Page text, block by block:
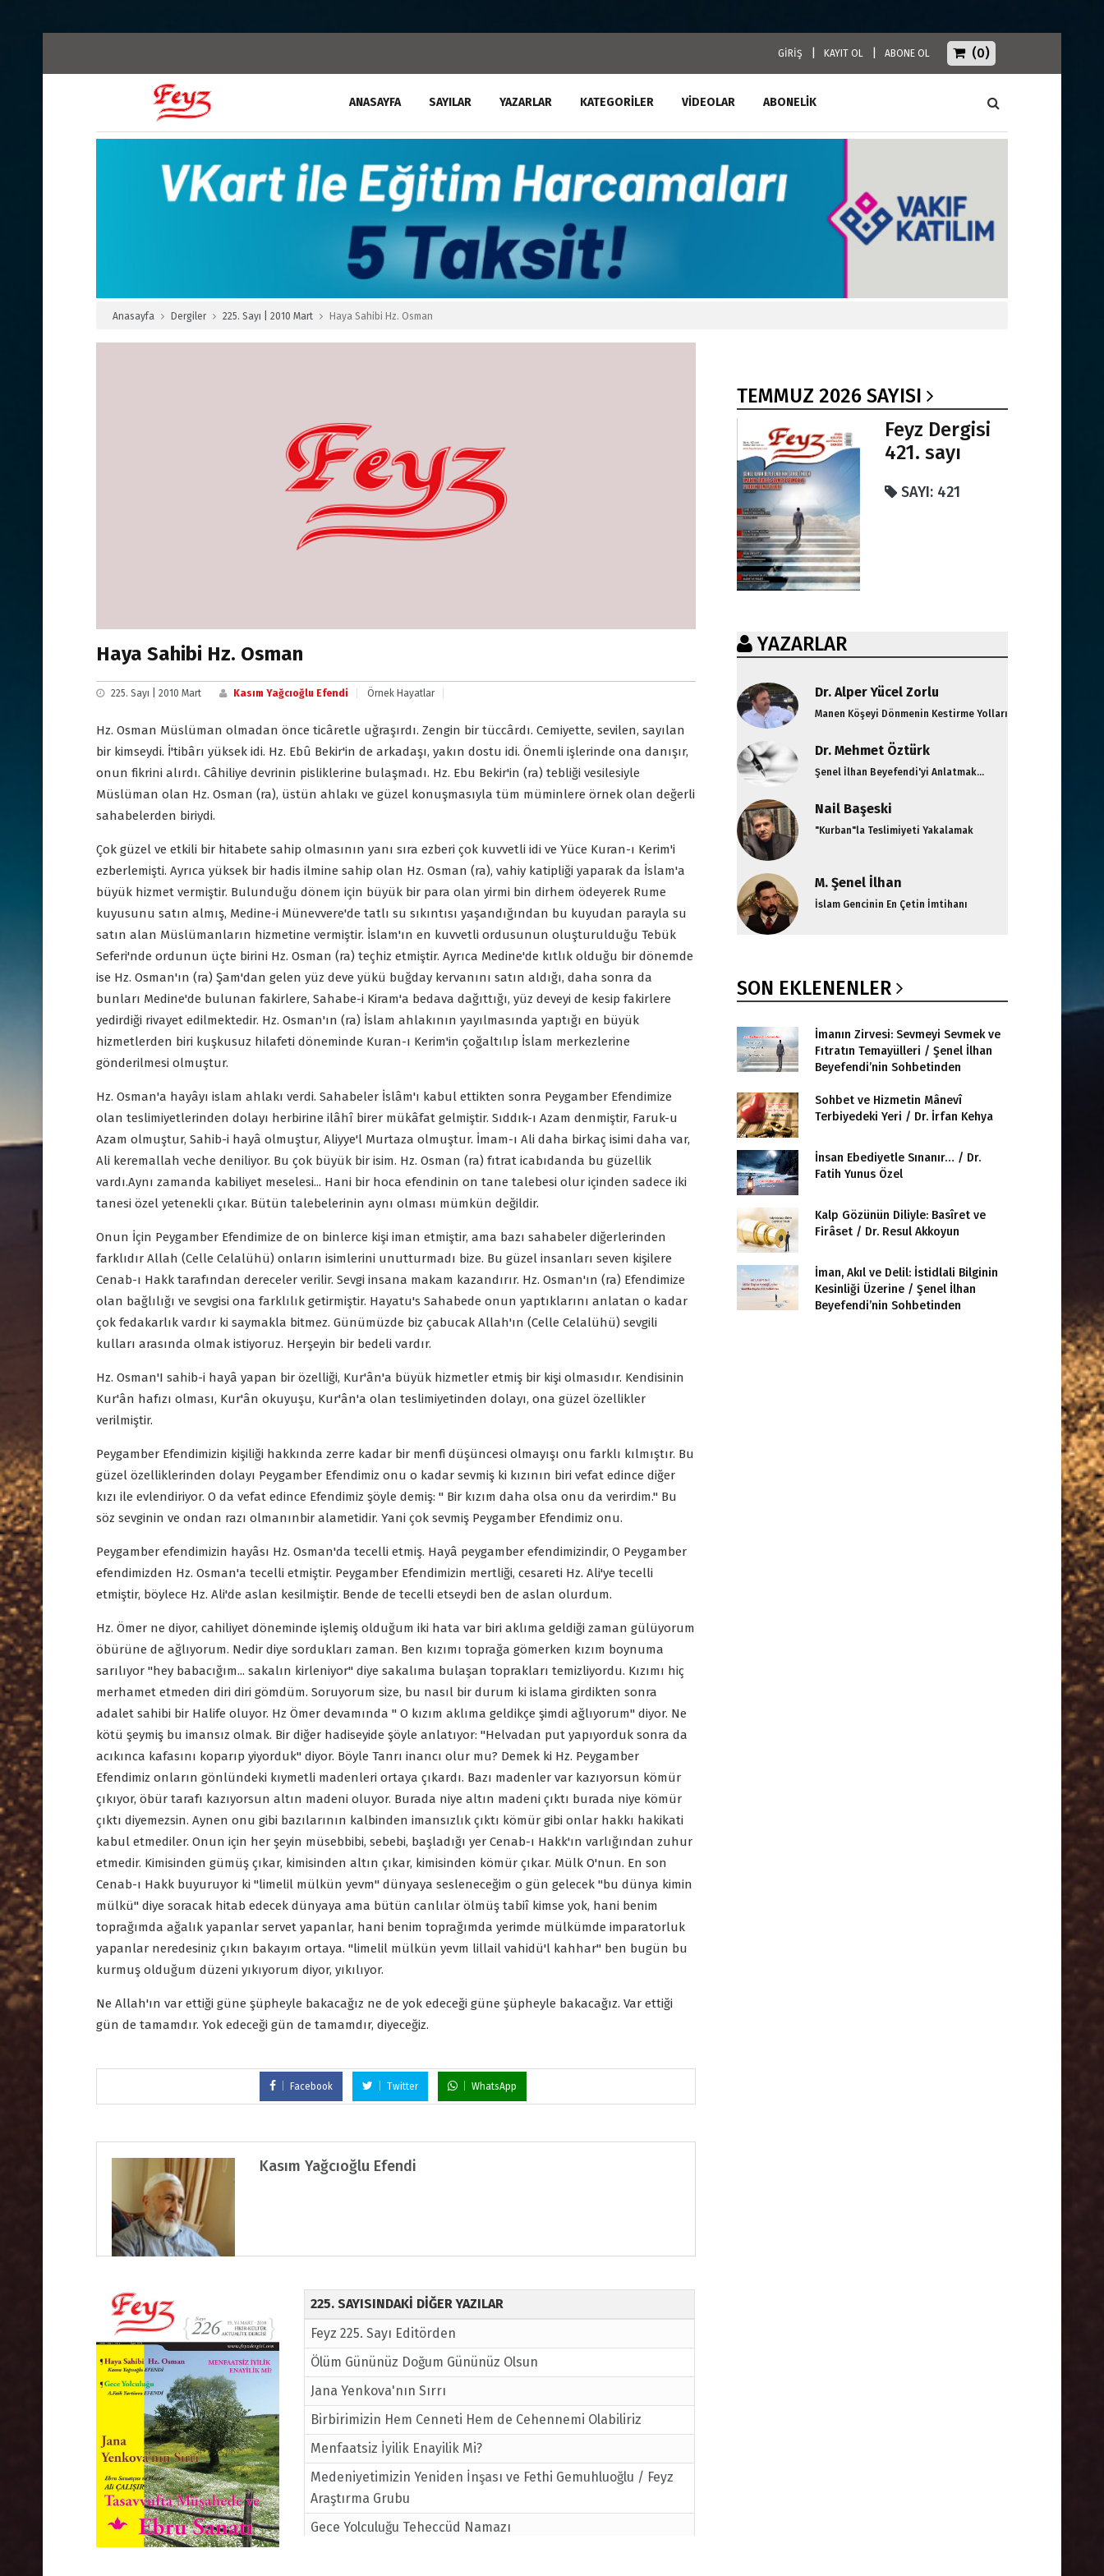
GİRİŞ KAYIT OL ABONE OL (0)
ANASAYFA SAYILAR YAZARLAR KATEGORILER VIDEOLAR ABONELİK
Anasayfa Dergiler 225. Sayı | 2010 Mart Haya Sahibi Hz. Osman
Haya Sahibi Hz. Osman
225. Sayı | 2010 Mart Kasım Yağcıoğlu Efendi Örnek Hayatlar
Hz. Osman Müslüman olmadan önce ticâretle uğraşırdı. Zengin bir tüccârdı. Cemiyette, sevilen, sayılan
bir kimseydi. İ'tibârı yüksek idi. Hz. Ebû Bekir'in de arkadaşı, yakın dostu idi. Önemli işlerinde ona danışır,
onun fikrini alırdı. Câhiliye devrinin pisliklerine bulaşmadı. Hz. Ebu Bekir'in (ra) tebliği vesilesiyle
Müslüman olan Hz. Osman (ra), üstün ahlakı ve güzel konuşmasıyla tüm müminlere örnek olan değerli
sahabelerden biriydi.
Çok güzel ve etkili bir hitabete sahip olmasının yanı sıra ezberi çok kuvvetli idi ve Yüce Kuran-ı Kerim'i
ezberlemişti. Ayrıca yüksek bir hadis ilmine sahip olan Hz. Osman (ra), vahiy katipliği yaparak da İslam'a
büyük hizmet vermiştir. Bulunduğu dönem için büyük bir para olan yirmi bin dirhem ödeyerek Rume
kuyusunu satın almış, Medine-i Münevvere'de tatlı su sıkıntısı yaşandığından bu kuyudan parayla su
satın alan Müslümanların hizmetine vermiştir. İslam'ın en kuvvetli ordusunun oluşturulduğu Tebük
Seferi'nde ordunun üçte birini Hz. Osman (ra) teçhiz etmiştir. Ayrıca Medine'de kıtlık olduğu bir dönemde
ise Hz. Osman'ın (ra) Şam'dan gelen yüz deve yükü buğday kervanını satın aldığı, daha sonra da
bunları Medine'de bulunan fakirlere, Sahabe-i Kiram'a bedava dağıttığı, yüz deveyi de kesip fakirlere
yedirdiği rivayet edilmektedir. Hz. Osman'ın (ra) İslam ahlakının yayılmasında yaptığı en büyük
hizmetlerden biri kuşkusuz hilafeti döneminde Kuran-ı Kerim'in çoğaltılıp İslam merkezlerine
gönderilmesi olmuştur.
Hz. Osman'a hayâyı islam ahlakı verdi. Sahabeler İslâm'ı kabul ettikten sonra Peygamber Efendimize
olan teslimiyetlerinden dolayı herbirine ilâhî birer mükâfat gelmiştir. Sıddık-ı Azam denmiştir, Faruk-u
Azam olmuştur, Sahib-i hayâ olmuştur, Aliyye'l Murtaza olmuştur. İmam-ı Ali daha birkaç isimi daha var,
Ali keremallah veche deniliyor. Bu çok büyük bir isim. Hz. Osman (ra) fıtrat icabıdanda bu güzellik
vardı.Aynı zamanda kabiliyet meselesi... Hani bir hoca efendinin on tane talebesi olur içinden sadece iki
tanesi özel yetenekli çıkar. Bütün talebelerinin aynı olması mümkün değildir.
Onun İçin Peygamber Efendimize de on binlerce kişi iman etmiştir, ama bazı sahabeler diğerlerinden
farklıdır Allah (Celle Celalühü) onların isimlerini unutturmadı bize. Bu güzel insanları seven kişilere
Cenab-ı Hakk tarafından dereceler verilir. Sevgi insana makam kazandırır. Hz. Osman'ın (ra) Efendimize
olan bağlılığı ve sevgisi ona farklılık getirmiştir. Hayatu's Sahabede onun yaptıklarını anlatan o kadar
çok fedakarlık vardır ki saymakla bitmez. Günümüzde biz çabucak Allah'ın (Celle Celalühü) sevgili
kulları arasında olmak istiyoruz. Herşeyin bir bedeli vardır.
Hz. Osman'I sahib-i hayâ yapan bir özelliği, Kur'ân'a büyük hizmetler etmiş bir kişi olmasıdır. Kendisinin
Kur'ân hafızı olması, Kur'ân okuyuşu, Kur'ân'a olan teslimiyetinden dolayı, ona güzel özellikler
verilmiştir.
Peygamber Efendimizin kişiliği hakkında zerre kadar bir menfi düşüncesi olmayışı onu farklı kılmıştır. Bu
güzel özelliklerinden dolayı Peygamber Efendimiz onu o kadar sevmiş ki kızının biri vefat edince diğer
kızı ile evlendiriyor. O da vefat edince Efendimiz şöyle demiş: " Bir kızım daha olsa onu da verirdim." Bu
söz sevginin ve ondan razı olmanınbir alametidir. Yani çok sevmiş Peygamber Efendimiz onu.
Peygamber efendimizin hayâsı Hz. Osman'da tecelli etmiş. Hayâ peygamber efendimizindir, O Peygamber
efendimizden Hz. Osman'a tecelli etmiştir. Peygamber Efendimizin mertliği, cesareti Hz. Ali'ye tecelli
etmiştir, böylece Hz. Ali'de aslan kesilmiştir. Bende de tecelli etseydi ben de aslan olurdum.
Hz. Ömer ne diyor, cahiliyet döneminde işlemiş olduğum iki hata var biri aklıma geldiği zaman gülüyorum
öbürüne de ağlıyorum. Nedir diye sordukları zaman. Ben kızımı toprağa gömerken kızım boynuma
sarılıyor "hey babacığım... sakalın kirleniyor" diye sakalıma bulaşan toprakları temizliyordu. Kızımı hiç
merhamet etmeden diri diri gömdüm. Soruyorum size, bu nasıl bir durum ki islama girdikten sonra
adalet sahibi bir Halife oluyor. Hz Ömer devamında " O kızım aklıma geldikçe şimdi ağlıyorum" diyor. Ne
kötü şeymiş bu imansız olmak. Bir diğer hadiseyide şöyle anlatıyor: "Helvadan put yapıyorduk sonra da
acıkınca kafasını koparıp yiyorduk" diyor. Böyle Tanrı inancı olur mu? Demek ki Hz. Peygamber
Efendimiz onların gönlündeki kıymetli madenleri ortaya çıkardı. Bazı madenler var kazıyorsun kömür
çıkıyor, öbür tarafı kazıyorsun altın madeni oluyor. Burada niye altın madeni çıktı burada niye kömür
çıktı diyemezsin. Aynen onu gibi bazılarının kalbinden imansızlık çıktı kömür gibi onlar hakkı hakikati
kabul etmediler. Onun için her şeyin müsebbibi, sebebi, başladığı yer Cenab-ı Hakk'ın varlığından zuhur
etmedir. Kimisinden gümüş çıkar, kimisinden altın çıkar, kimisinden kömür çıkar. Mülk O'nun. En son
Cenab-ı Hakk buyuruyor ki "limelil mülkün yevm" dünyaya sesleneceğim o gün gelecek "bu dünya kimin
mülkü" diye soracak hitab edecek dünyaya ama bütün canlılar ölmüş tabiî kimse yok, hani benim
toprağımda ağalık yapanlar servet yapanlar, hani benim toprağımda yerimde mülkümde imparatorluk
yapanlar neredesiniz çıkın bakayım ortaya. "limelil mülkün yevm lillail vahidü'l kahhar" ben bugün bu
kurmuş olduğum düzeni yıkıyorum diyor, yıkılıyor.
Ne Allah'ın var ettiği güne şüpheyle bakacağız ne de yok edeceği güne şüpheyle bakacağız. Var ettiği
gün de tamamdır. Yok edeceği gün de tamamdır, diyeceğiz.
Facebook Twitter WhatsApp
Kasım Yağcıoğlu Efendi
225. SAYISINDAKİ DİĞER YAZILAR
Feyz 225. Sayı Editörden
Ölüm Gününüz Doğum Gününüz Olsun
Jana Yenkova'nın Sırrı
Birbirimizin Hem Cenneti Hem de Cehennemi Olabiliriz
Menfaatsiz İyilik Enayilik Mi?
Medeniyetimizin Yeniden İnşası ve Fethi Gemuhluoğlu / Feyz
Araştırma Grubu
Gece Yolculuğu Teheccüd Namazı
TEMMUZ 2026 SAYISI
Feyz Dergisi
421. sayı
SAYI: 421
YAZARLAR
Dr. Alper Yücel Zorlu
Manen Köşeyi Dönmenin Kestirme Yolları
Dr. Mehmet Öztürk
Şenel İlhan Beyefendi'yi Anlatmak...
Nail Başeski
"Kurban"la Teslimiyeti Yakalamak
M. Şenel İlhan
İslam Gencinin En Çetin İmtihanı
SON EKLENENLER
İmanın Zirvesi: Sevmeyi Sevmek ve
Fıtratın Temayülleri / Şenel İlhan
Beyefendi’nin Sohbetinden
Sohbet ve Hizmetin Mânevî
Terbiyedeki Yeri / Dr. İrfan Kehya
İnsan Ebediyetle Sınanır… / Dr.
Fatih Yunus Özel
Kalp Gözünün Diliyle: Basîret ve
Firâset / Dr. Resul Akkoyun
İman, Akıl ve Delil: İstidlali Bilginin
Kesinliği Üzerine / Şenel İlhan
Beyefendi’nin Sohbetinden